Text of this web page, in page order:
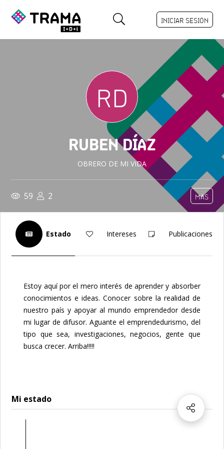
INICIAR SESIÓN
RD
RUBEN DÍAZ
OBRERO DE MI VIDA
59 2 MÁS
Estado Intereses Publicaciones
Estoy aquí por el mero interés de aprender y absorber
conocimientos e ideas. Conocer sobre la realidad de
nuestro país y apoyar al mundo emprendedor desde
mi lugar de difusor. Aguante el emprendedurismo, del
tipo que sea, investigaciones, negocios, gente que
busca crecer. Arriba!!!!!
Mi estado